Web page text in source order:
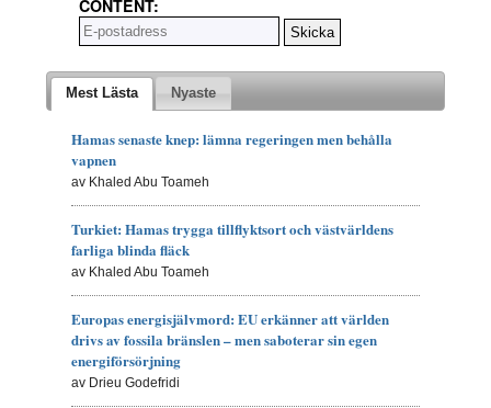
CONTENT:
Mest Lästa Nyaste
Hamas senaste knep: lämna regeringen men behålla
vapnen
av Khaled Abu Toameh
Turkiet: Hamas trygga tillflyktsort och västvärldens
farliga blinda fläck
av Khaled Abu Toameh
Europas energisjälvmord: EU erkänner att världen
drivs av fossila bränslen – men saboterar sin egen
energiförsörjning
av Drieu Godefridi